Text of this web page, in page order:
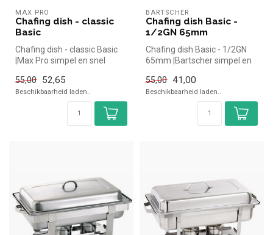
MAX PRO
Chafing dish - classic
Basic
Chafing dish - classic Basic
|Max Pro simpel en snel
55,00
52,65
Beschikbaarheid laden..
BARTSCHER
Chafing dish Basic -
1/2GN 65mm
Chafing dish Basic - 1/2GN
65mm |Bartscher simpel en
55,00 41,00
Beschikbaarheid laden..